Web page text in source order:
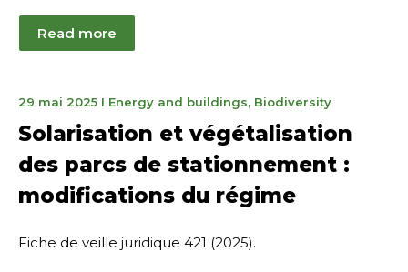
Read more
29 mai 2025June
2025
I Energy and buildings, Biodiversity
Solarisation et végétalisation
des parcs de stationnement :
modifications du régime
Fiche de veille juridique 421 (2025).